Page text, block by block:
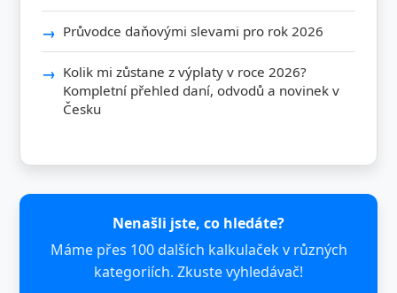
Průvodce daňovými slevami pro rok 2026
Kolik mi zůstane z výplaty v roce 2026?
Kompletní přehled daní, odvodů a novinek v
Česku
Nenašli jste, co hledáte?
Máme přes 100 dalších kalkulaček v různých
kategoriích. Zkuste vyhledávač!